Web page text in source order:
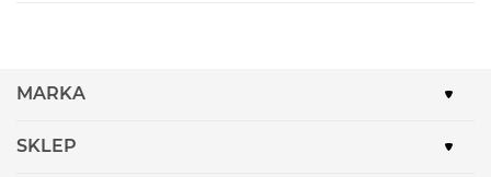
MARKA
SKLEP